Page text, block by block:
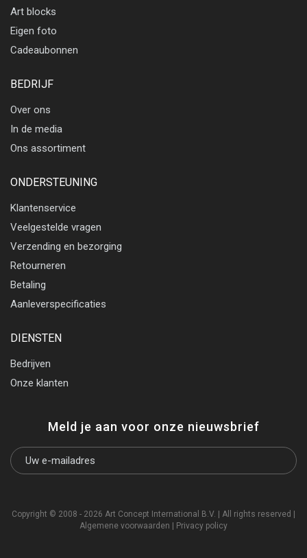
Art blocks
Eigen foto
Cadeaubonnen
BEDRIJF
Over ons
In de media
Ons assortiment
ONDERSTEUNING
Klantenservice
Veelgestelde vragen
Verzending en bezorging
Retourneren
Betaling
Aanleverspecificaties
DIENSTEN
Bedrijven
Onze klanten
Meld je aan voor onze nieuwsbrief
Copyright © 2008 - 2026 Art Concept International B.V. | All rights reserved |
Algemene voorwaarden
Privacy policy